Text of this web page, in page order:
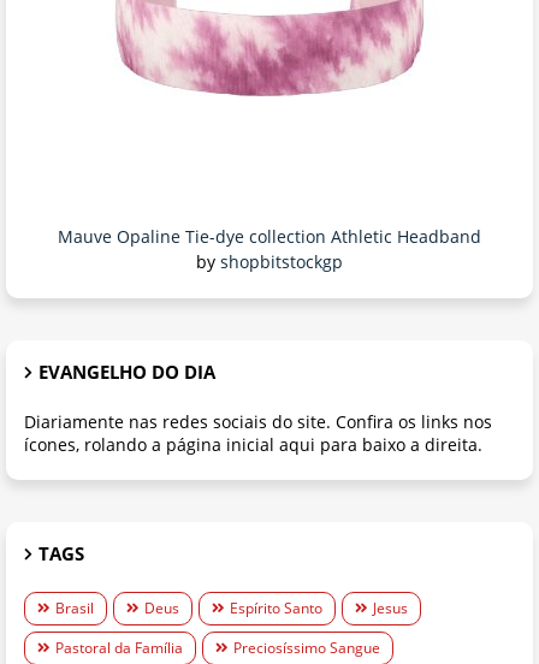
Mauve Opaline Tie-dye collection Athletic Headband
by shopbitstockgp
EVANGELHO DO DIA
Diariamente nas redes sociais do site. Confira os links nos
ícones, rolando a página inicial aqui para baixo a direita.
TAGS
Brasil Deus Espírito Santo
Jesus
Pastoral da Família
Preciosíssimo Sangue